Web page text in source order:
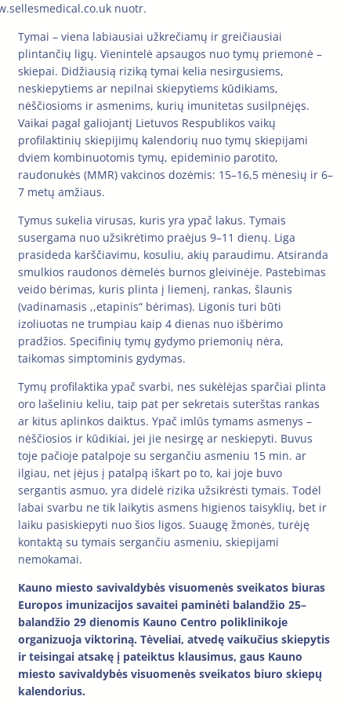
nuotr.
Tymai – viena labiausiai užkrečiamų ir greičiausiai
plintančių ligų. Vienintelė apsaugos nuo tymų priemonė –
skiepai. Didžiausią riziką tymai kelia nesirgusiems,
neskiepytiems ar nepilnai skiepytiems kūdikiams,
nėščiosioms ir asmenims, kurių imunitetas susilpnėjęs.
Vaikai pagal galiojantį Lietuvos Respublikos vaikų
profilaktinių skiepijimų kalendorių nuo tymų skiepijami
dviem kombinuotomis tymų, epideminio parotito,
raudonukės (MMR) vakcinos dozėmis: 15–16,5 mėnesių ir 6–
7 metų amžiaus.
Tymus sukelia virusas, kuris yra ypač lakus. Tymais
susergama nuo užsikrėtimo praėjus 9–11 dienų. Liga
prasideda karščiavimu, kosuliu, akių paraudimu. Atsiranda
smulkios raudonos dėmelės burnos gleivinėje. Pastebimas
veido bėrimas, kuris plinta į liemenį, rankas, šlaunis
(vadinamasis ,,etapinis“ bėrimas). Ligonis turi būti
izoliuotas ne trumpiau kaip 4 dienas nuo išbėrimo
pradžios. Specifinių tymų gydymo priemonių nėra,
taikomas simptominis gydymas.
Tymų profilaktika ypač svarbi, nes sukėlėjas sparčiai plinta
oro lašeliniu keliu, taip pat per sekretais suterštas rankas
ar kitus aplinkos daiktus. Ypač imlūs tymams asmenys –
nėščiosios ir kūdikiai, jei jie nesirgę ar neskiepyti. Buvus
toje pačioje patalpoje su sergančiu asmeniu 15 min. ar
ilgiau, net įėjus į patalpą iškart po to, kai joje buvo
sergantis asmuo, yra didelė rizika užsikrėsti tymais. Todėl
labai svarbu ne tik laikytis asmens higienos taisyklių, bet ir
laiku pasiskiepyti nuo šios ligos. Suaugę žmonės, turėję
kontaktą su tymais sergančiu asmeniu, skiepijami
nemokamai.
Kauno miesto savivaldybės visuomenės sveikatos biuras
Europos imunizacijos savaitei paminėti balandžio 25–
balandžio 29 dienomis Kauno Centro poliklinikoje
organizuoja viktoriną. Tėveliai, atvedę vaikučius skiepytis
ir teisingai atsakę į pateiktus klausimus, gaus Kauno
miesto savivaldybės visuomenės sveikatos biuro skiepų
kalendorius.